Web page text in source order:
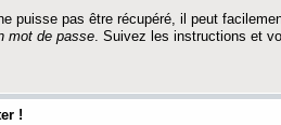
puisse pas être récupéré, il peut
mot de passe. Suivez les instructions et
!